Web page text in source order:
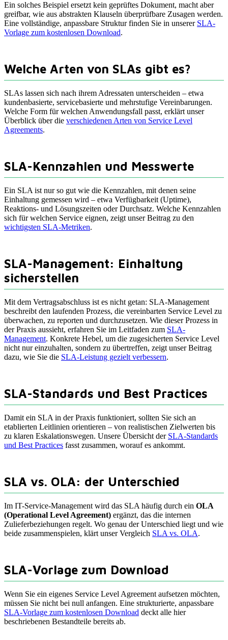
Ein solches Beispiel ersetzt kein geprüftes Dokument, macht aber
greifbar, wie aus abstrakten Klauseln überprüfbare Zusagen werden.
Eine vollständige, anpassbare Struktur finden Sie in unserer SLA-
Vorlage zum kostenlosen Download.
Welche Arten von SLAs gibt es?
SLAs lassen sich nach ihrem Adressaten unterscheiden – etwa
kundenbasierte, servicebasierte und mehrstufige Vereinbarungen.
Welche Form für welchen Anwendungsfall passt, erklärt unser
Überblick über die verschiedenen Arten von Service Level
Agreements.
SLA-Kennzahlen und Messwerte
Ein SLA ist nur so gut wie die Kennzahlen, mit denen seine
Einhaltung gemessen wird – etwa Verfügbarkeit (Uptime),
Reaktions- und Lösungszeiten oder Durchsatz. Welche Kennzahlen
sich für welchen Service eignen, zeigt unser Beitrag zu den
wichtigsten SLA-Metriken.
SLA-Management: Einhaltung
sicherstellen
Mit dem Vertragsabschluss ist es nicht getan: SLA-Management
beschreibt den laufenden Prozess, die vereinbarten Service Level zu
überwachen, zu reporten und durchzusetzen. Wie dieser Prozess in
der Praxis aussieht, erfahren Sie im Leitfaden zum SLA-
Management. Konkrete Hebel, um die zugesicherten Service Level
nicht nur einzuhalten, sondern zu übertreffen, zeigt unser Beitrag
dazu, wie Sie die SLA-Leistung gezielt verbessern.
SLA-Standards und Best Practices
Damit ein SLA in der Praxis funktioniert, sollten Sie sich an
etablierten Leitlinien orientieren – von realistischen Zielwerten bis
zu klaren Eskalationswegen. Unsere Übersicht der SLA-Standards
und Best Practices fasst zusammen, worauf es ankommt.
SLA vs. OLA: der Unterschied
Im IT-Service-Management wird das SLA häufig durch ein OLA
(Operational Level Agreement) ergänzt, das die internen
Zulieferbeziehungen regelt. Wo genau der Unterschied liegt und wie
beide zusammenspielen, klärt unser Vergleich SLA vs. OLA.
SLA-Vorlage zum Download
Wenn Sie ein eigenes Service Level Agreement aufsetzen möchten,
müssen Sie nicht bei null anfangen. Eine strukturierte, anpassbare
SLA-Vorlage zum kostenlosen Download deckt alle hier
beschriebenen Bestandteile bereits ab.